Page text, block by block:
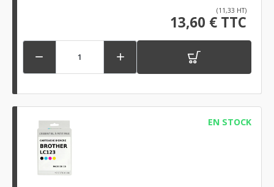
(11,33 HT)
13,60 € TTC
 
EN STOCK